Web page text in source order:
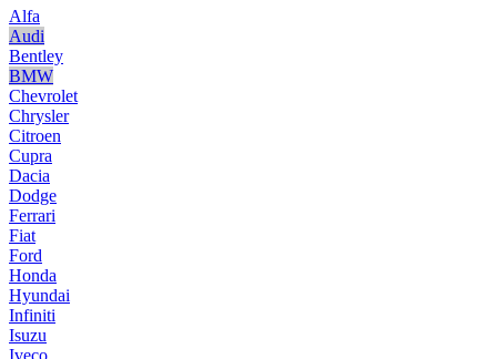
Alfa
Audi
Bentley
BMW
Chevrolet
Chrysler
Citroen
Cupra
Dacia
Dodge
Ferrari
Fiat
Ford
Honda
Hyundai
Infiniti
Isuzu